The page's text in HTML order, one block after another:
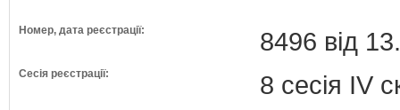
Номер, дата реєстрації: 8496 від
Сесія реєстрації: 8 сесія IV